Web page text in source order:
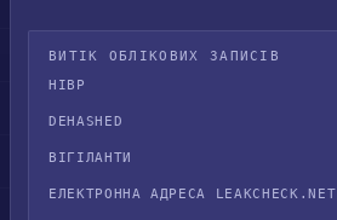
ВИТІК ОБЛІКОВИХ ЗАПИСІВ
HIBP
DEHASHED
ВІГІЛАНТИ
ЕЛЕКТРОННА АДРЕСА LEAKCHECK.NET